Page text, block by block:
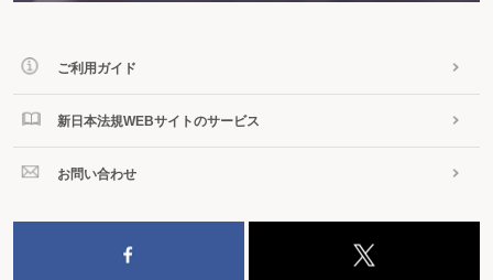
ご利用ガイド
新日本法規WEBサイトのサービス
お問い合わせ